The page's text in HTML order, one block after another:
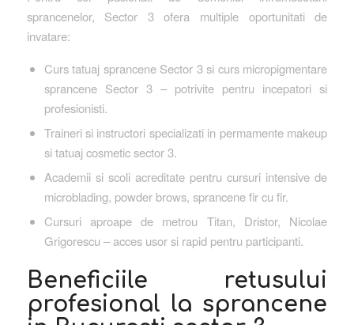
sprancenelor, Sector 3 ofera multiple oportunitati de
invatare:
Curs tatuaj sprancene Sector 3 si curs micropigmentare
sprancene Sector 3 – potrivite pentru incepatori si
profesionisti.
Traineri si instructori specializati in permamente makeup
si tatuaj cosmetic sector 3.
Academii si scoli acreditate pentru cursuri intensive de
microblading, powder brows, sprancene fir cu fir.
Cursuri aproape de metrou Titan, Dristor, Nicolae
Grigorescu – acces usor si rapid pentru participanti.
Beneficiile retusului
profesional la sprancene